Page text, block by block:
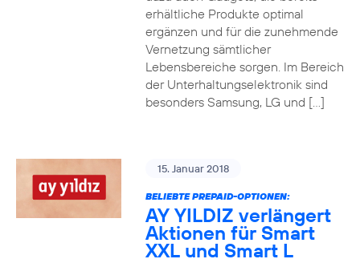
erhältliche Produkte optimal
ergänzen und für die zunehmende
Vernetzung sämtlicher
Lebensbereiche sorgen. Im Bereich
der Unterhaltungselektronik sind
besonders Samsung, LG und […]
15. Januar 2018
BELIEBTE PREPAID-OPTIONEN:
AY YILDIZ verlängert
Aktionen für Smart
XXL und Smart L